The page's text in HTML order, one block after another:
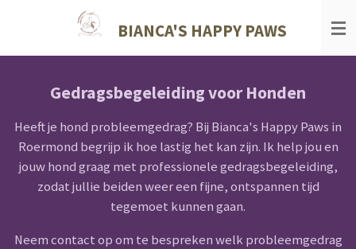
naar
hoofdinhoud
BIANCA'S HAPPY PAWS
Gedragsbegeleiding voor Honden
Heeft je hond probleemgedrag? Bij Bianca's Happy Paws in
Roermond begrijp ik hoe lastig het kan zijn. Ik help jou en
jouw hond graag met professionele gedragsbegeleiding,
zodat jullie beiden weer een fijne, ontspannen tijd
tegemoet kunnen gaan.
Neem contact op om te bespreken welk probleemgedrag